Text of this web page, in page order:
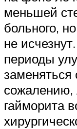
меньшей
больного,
не
периоды
заменяться
сожалению,
гайморита